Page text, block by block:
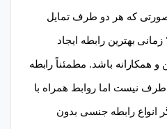
که هر دو طرف تمایل
بهترین رابطه ایجاد
همکارانه باشد. مطمئناً رابطه
نیست اما روابط همراه با
انواع رابطه جنسی بدون